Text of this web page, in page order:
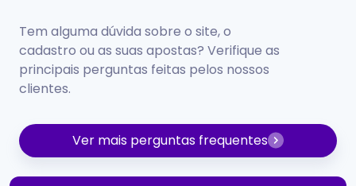
Tem alguma dúvida sobre o site, o
cadastro ou as suas apostas? Verifique as
principais perguntas feitas pelos nossos
clientes.
Ver mais perguntas frequentes